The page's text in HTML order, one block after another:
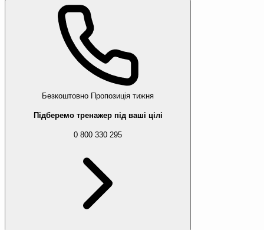
Безкоштовно Пропозиція тижня
Підберемо тренажер під ваші цілі
0 800 330 295